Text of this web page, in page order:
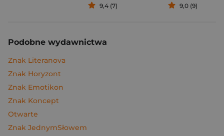
9,4 (7) 9,0 (9)
Podobne wydawnictwa
Znak Literanova
Znak Horyzont
Znak Emotikon
Znak Koncept
Otwarte
Znak JednymSłowem